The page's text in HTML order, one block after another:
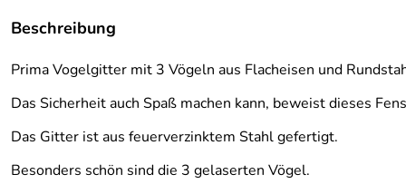
Beschreibung
Prima Vogelgitter mit 3 Vögeln aus Flacheisen und
Das Sicherheit auch Spaß machen kann, beweist dieses
Das Gitter ist aus feuerverzinktem Stahl gefertigt.
Besonders schön sind die 3 gelaserten Vögel.